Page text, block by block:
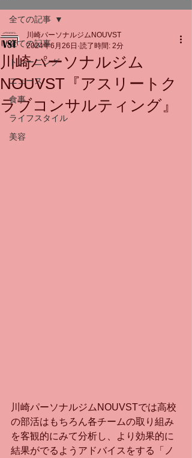
トレーニングの流れ 施設
スタッフ よくある質問 料金
お問い合わせ
全ての記事
トレーニング
ニュース
食事
ライフスタイル
美容
全ての記事
川崎パーソナルジム
NOUVST『アスリートク
ラブコンサルティング』
川崎パーソナルジムNOUVST
2024年6月26日 読了時間: 2分
川崎パーソナルジムNOUVSTでは高校
の部活はもちろん各チームの取り組み
を客観的にみて分析し、より効果的に
結果がでるようアドバイスをする「ノ